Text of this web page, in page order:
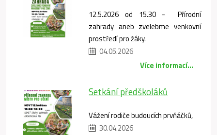
12.5.2026 od 15.30 - Přírodní
zahrady aneb zvelebme venkovní
prostředí pro žáky.
04.05.2026
Více informací...
Setkání předškoláků
Vážení rodiče budoucích prvňáčků,
30.04.2026